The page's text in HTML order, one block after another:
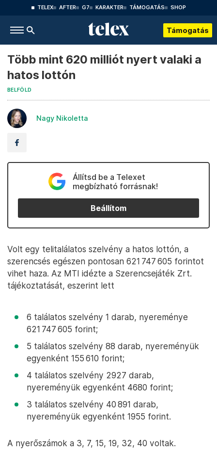
TELEX AFTER G7 KARAKTER TÁMOGATÁS SHOP
Támogatás
Több mint 620 milliót nyert valaki a
hatos lottón
BELFÖLD
Nagy Nikoletta
Állítsd be a Telexet
megbízható forrásnak!
Beállítom
Volt egy telitalálatos szelvény a hatos lottón, a
szerencsés egészen pontosan 621 747 605 forintot
vihet haza. Az MTI idézte a Szerencsejáték Zrt.
tájékoztatását, eszerint lett
6 találatos szelvény 1 darab, nyereménye
621 747 605 forint;
5 találatos szelvény 88 darab, nyereményük
egyenként 155 610 forint;
4 találatos szelvény 2927 darab,
nyereményük egyenként 4680 forint;
3 találatos szelvény 40 891 darab,
nyereményük egyenként 1955 forint.
A nyerőszámok a 3, 7, 15, 19, 32, 40 voltak.